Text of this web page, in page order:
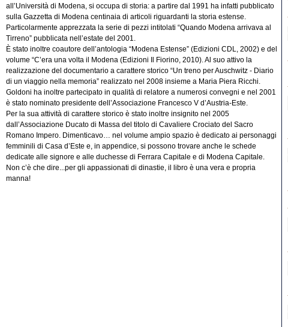
all’Università di Modena, si occupa di storia: a partire dal 1991 ha infatti pubblicato
sulla Gazzetta di Modena centinaia di articoli riguardanti la storia estense.
Particolarmente apprezzata la serie di pezzi intitolati “Quando Modena arrivava al
Tirreno” pubblicata nell’estate del 2001.
È stato inoltre coautore dell’antologia “Modena Estense” (Edizioni CDL, 2002) e del
volume “C’era una volta il Modena (Edizioni Il Fiorino, 2010). Al suo attivo la
realizzazione del documentario a carattere storico “Un treno per Auschwitz - Diario
di un viaggio nella memoria” realizzato nel 2008 insieme a Maria Piera Ricchi.
Goldoni ha inoltre partecipato in qualità di relatore a numerosi convegni e nel 2001
è stato nominato presidente dell’Associazione Francesco V d’Austria-Este.
Per la sua attività di carattere storico è stato inoltre insignito nel 2005
dall’Associazione Ducato di Massa del titolo di Cavaliere Crociato del Sacro
Romano Impero. Dimenticavo… nel volume ampio spazio è dedicato ai personaggi
femminili di Casa d’Este e, in appendice, si possono trovare anche le schede
dedicate alle signore e alle duchesse di Ferrara Capitale e di Modena Capitale.
Non c’è che dire...per gli appassionati di dinastie, il libro è una vera e propria
manna!